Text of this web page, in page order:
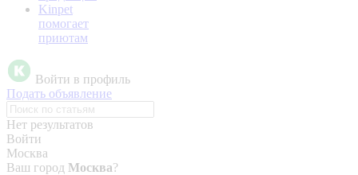
Kinpet
помогает
приютам
Войти в профиль
Подать объявление
Нет результатов
Войти
Москва
Ваш город Москва?